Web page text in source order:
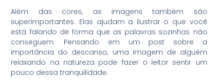
Além das cores, as imagens também são
superimportantes. Elas ajudam a ilustrar o que você
está falando de forma que as palavras sozinhas não
conseguem. Pensando em um post sobre a
importância do descanso, uma imagem de alguém
relaxando na natureza pode fazer o leitor sentir um
pouco dessa tranquilidade.